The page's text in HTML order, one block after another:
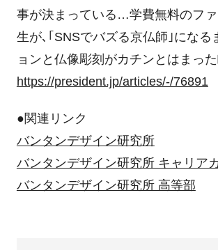
事が決まっている…学費無料のフ
生が､｢SNSでバズる京仏師｣になる
ョンと仏像彫刻がカチンとはまった
https://president.jp/articles/-/76891
●関連リンク
バンタンデザイン研究所
バンタンデザイン研究所 キャリア
バンタンデザイン研究所 高等部